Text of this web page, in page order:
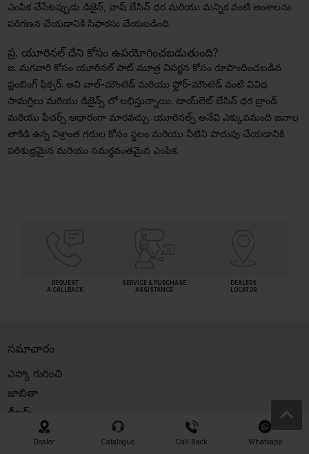
ఎంపిక చేసేటప్పుడు డిజైన్, వాష్ బేసిన్ ధర మరియు మన్నిక వంటి అంశాలను
పరిగణన చేయడానికి సిఫారసు చేయబడింది.
ప్ర. యూరినల్ దేని కోసం ఉపయోగించబడుతుంది?
జ. మగవారి కోసం యూరినల్ పాట్ మూత్ర విసర్జన కోసం రూపొందించబడిన
ప్లంబింగ్ ఫిక్సర్. అవి వాల్-మౌంటెడ్ మరియు ఫ్లోర్-మౌంటెడ్ వంటి వివిధ
సామగ్రిలు మరియు డిజైన్స్ లో లభిస్తున్నాయి. టాయ్‌లెట్ బేసిన్ ధర బ్రాండ్
మరియు ఫీచర్స్ ఆధారంగా మారవచ్చు. యూరినల్స్ అనేవి ఎక్కువమంది జనాల
తాకిడి ఉన్న విశ్రాంత గదుల కోసం స్థలం మరియు నీటిని పొదుపు చేయడానికి
పరిశుభ్రమైన మరియు సమర్థవంతమైన ఎంపిక.
REQUEST
A CALLBACK
SERVICE & PURCHASE
ASSISTANCE
DEALERS
LOCATOR
సమాచారం
ఎస్కో గురించి
జాబితా
డీలర్స్
వీడియోలు
Dealer Catalogue Call Back Whatsapp